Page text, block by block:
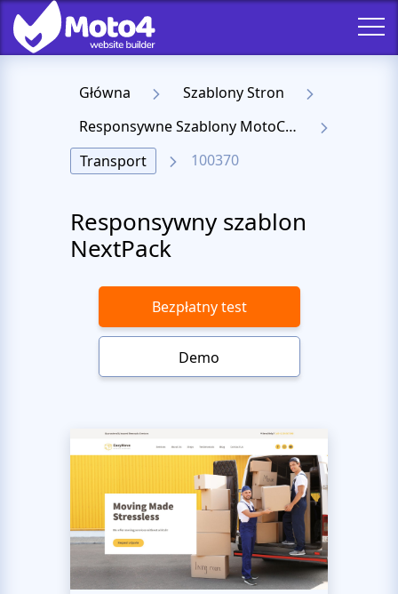
Główna
Szablony Stron
Responsywne Szablony MotoCMS 3
Transport
100370
Responsywny szablon
NextPack
Bezpłatny test
Demo